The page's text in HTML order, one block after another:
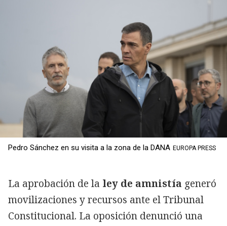
Pedro Sánchez en su visita a la zona de la DANA EUROPA PRESS
La aprobación de la ley de amnistía generó
movilizaciones y recursos ante el Tribunal
Constitucional. La oposición denunció una